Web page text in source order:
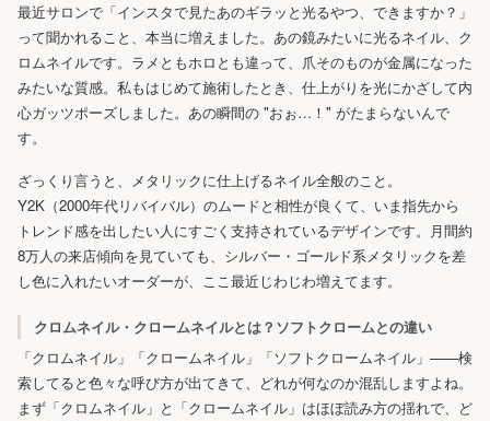
最近サロンで「インスタで見たあのギラッと光るやつ、できますか？」
って聞かれること、本当に増えました。あの鏡みたいに光るネイル、ク
ロムネイルです。ラメともホロとも違って、爪そのものが金属になった
みたいな質感。私もはじめて施術したとき、仕上がりを光にかざして内
心ガッツポーズしました。あの瞬間の "おぉ…！" がたまらないんで
す。
ざっくり言うと、メタリックに仕上げるネイル全般のこと。
Y2K（2000年代リバイバル）のムードと相性が良くて、いま指先から
トレンド感を出したい人にすごく支持されているデザインです。月間約
8万人の来店傾向を見ていても、シルバー・ゴールド系メタリックを差
し色に入れたいオーダーが、ここ最近じわじわ増えてます。
クロムネイル・クロームネイルとは？ソフトクロームとの違い
「クロムネイル」「クロームネイル」「ソフトクロームネイル」——検
索してると色々な呼び方が出てきて、どれが何なのか混乱しますよね。
まず「クロムネイル」と「クロームネイル」はほぼ読み方の揺れで、ど